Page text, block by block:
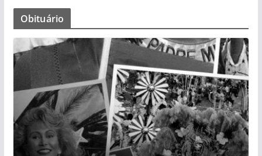
Obituário